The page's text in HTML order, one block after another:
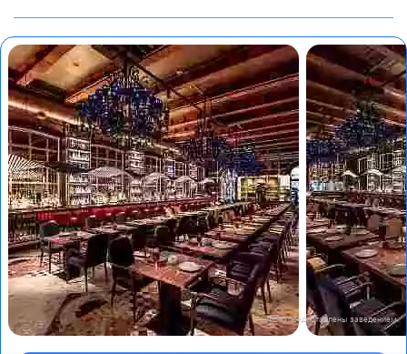
Фото предоставлены заведением